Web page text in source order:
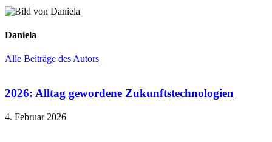
Daniela
Alle Beiträge des Autors
2026: Alltag gewordene Zukunftstechnologien
4. Februar 2026